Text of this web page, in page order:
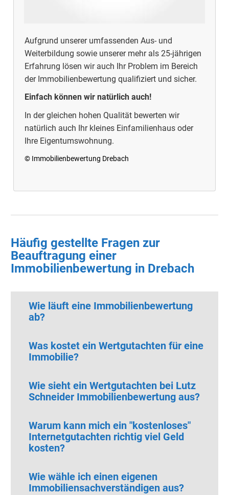
Aufgrund unserer umfassenden Aus- und
Weiterbildung sowie unserer mehr als 25-jährigen
Erfahrung lösen wir auch Ihr Problem im Bereich
der Immobilienbewertung qualifiziert und sicher.
Einfach können wir natürlich auch!
In der gleichen hohen Qualität bewerten wir
natürlich auch Ihr kleines Einfamilienhaus oder
Ihre Eigentumswohnung.
© Immobilienbewertung Drebach
Häufig gestellte Fragen zur
Beauftragung einer
Immobilienbewertung in Drebach
Wie läuft eine Immobilienbewertung
ab?
Was kostet ein Wertgutachten für eine
Immobilie?
Wie sieht ein Wertgutachten bei Lutz
Schneider Immobilienbewertung aus?
Warum kann mich ein "kostenloses"
Internetgutachten richtig viel Geld
kosten?
Wie wähle ich einen eigenen
Immobiliensachverständigen aus?